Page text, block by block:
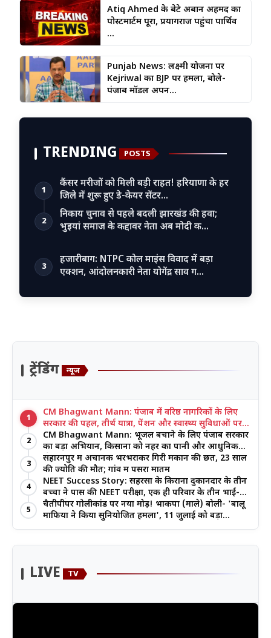
Atiq Ahmed के बेटे अबान अहमद का
पोस्टमार्टम पूरा, प्रयागराज पहुंचा पार्थिव
...
Punjab News: लक्ष्मी योजना पर
Kejriwal का BJP पर हमला, बोले-
पंजाब मॉडल अपन...
TRENDING POSTS
1
कैंसर मरीजों को मिली बड़ी राहत! हरियाणा के हर
जिले में शुरू हुए डे-केयर सेंटर…
2
निकाय चुनाव से पहले बदली झारखंड की हवा;
भुइयां समाज के कद्दावर नेता अब मोदी क…
3
हजारीबाग: NTPC कोल माइंस विवाद में बड़ा
एक्शन, आंदोलनकारी नेता योगेंद्र साव ग…
ट्रेंडिंग न्यूज
1
CM Bhagwant Mann: पंजाब में वरिष्ठ नागरिकों के लिए
सरकार की पहल, तीर्थ यात्रा, पेंशन और स्वास्थ्य सुविधाओं पर
जोर
2
CM Bhagwant Mann: भूजल बचाने के लिए पंजाब सरकार
का बड़ा अभियान, किसानों को नहर का पानी और आधुनिक
खेती का मिल रहा लाभ
3
सहारनपुर में अचानक भरभराकर गिरी मकान की छत, 23 साल
की ज्योति की मौत; गांव में पसरा मातम
4
NEET Success Story: सहरसा के किराना दुकानदार के तीन
बच्चों ने पास की NEET परीक्षा, एक ही परिवार के तीन भाई-
बहनों ने रचा इतिहास
5
चैतीपीपर गोलीकांड पर नया मोड़! भाकपा (माले) बोली- 'बालू
माफिया ने किया सुनियोजित हमला', 11 जुलाई को बड़ा
आंदोलन
LIVE TV